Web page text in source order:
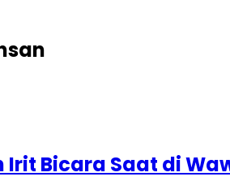
Irit Bicara Saat di